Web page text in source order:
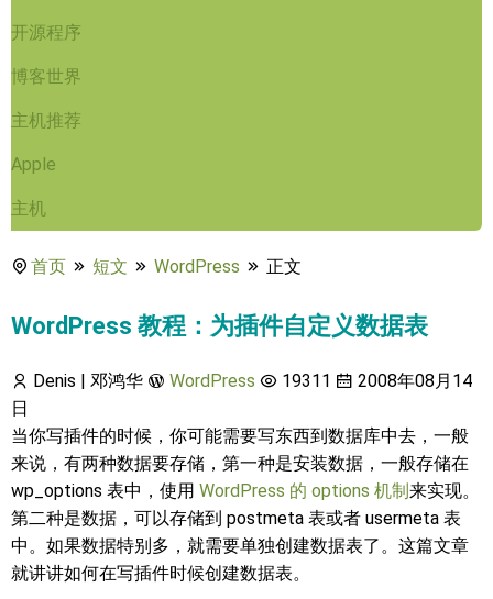
开源程序
博客世界
主机推荐
Apple
主机
首页 短文 WordPress 正文
WordPress 教程：为插件自定义数据表
Denis | 邓鸿华 WordPress 19311
2008年08月14
日
当你写插件的时候，你可能需要写东西到数据库中去，一般
来说，有两种数据要存储，第一种是安装数据，一般存储在
wp_options 表中，使用 WordPress 的 options 机制来实现。
第二种是数据，可以存储到 postmeta 表或者 usermeta 表
中。如果数据特别多，就需要单独创建数据表了。这篇文章
就讲讲如何在写插件时候创建数据表。